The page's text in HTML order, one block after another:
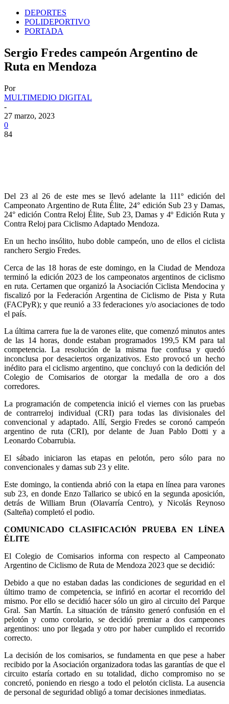
DEPORTES
POLIDEPORTIVO
PORTADA
Sergio Fredes campeón Argentino de
Ruta en Mendoza
Por
MULTIMEDIO DIGITAL
-
27 marzo, 2023
0
84
Del 23 al 26 de este mes se llevó adelante la 111º edición del
Campeonato Argentino de Ruta Élite, 24° edición Sub 23 y Damas,
24° edición Contra Reloj Élite, Sub 23, Damas y 4º Edición Ruta y
Contra Reloj para Ciclismo Adaptado Mendoza.
En un hecho insólito, hubo doble campeón, uno de ellos el ciclista
ranchero Sergio Fredes.
Cerca de las 18 horas de este domingo, en la Ciudad de Mendoza
terminó la edición 2023 de los campeonatos argentinos de ciclismo
en ruta. Certamen que organizó la Asociación Ciclista Mendocina y
fiscalizó por la Federación Argentina de Ciclismo de Pista y Ruta
(FACPyR); y que reunió a 33 federaciones y/o asociaciones de todo
el país.
La última carrera fue la de varones elite, que comenzó minutos antes
de las 14 horas, donde estaban programados 199,5 KM para tal
competencia. La resolución de la misma fue confusa y quedó
inconclusa por desaciertos organizativos. Esto provocó un hecho
inédito para el ciclismo argentino, que concluyó con la dedición del
Colegio de Comisarios de otorgar la medalla de oro a dos
corredores.
La programación de competencia inició el viernes con las pruebas
de contrarreloj individual (CRI) para todas las divisionales del
convencional y adaptado. Allí, Sergio Fredes se coronó campeón
argentino de ruta (CRI), por delante de Juan Pablo Dotti y a
Leonardo Cobarrubia.
El sábado iniciaron las etapas en pelotón, pero sólo para no
convencionales y damas sub 23 y elite.
Este domingo, la contienda abrió con la etapa en línea para varones
sub 23, en donde Enzo Tallarico se ubicó en la segunda aposición,
detrás de William Brun (Olavarría Centro), y Nicolás Reynoso
(Salteña) completó el podio.
COMUNICADO CLASIFICACIÓN PRUEBA EN LÍNEA
ÉLITE
El Colegio de Comisarios informa con respecto al Campeonato
Argentino de Ciclismo de Ruta de Mendoza 2023 que se decidió:
Debido a que no estaban dadas las condiciones de seguridad en el
último tramo de competencia, se infirió en acortar el recorrido del
mismo. Por ello se decidió hacer sólo un giro al circuito del Parque
Gral. San Martín. La situación de tránsito generó confusión en el
pelotón y como corolario, se decidió premiar a dos campeones
argentinos: uno por llegada y otro por haber cumplido el recorrido
correcto.
La decisión de los comisarios, se fundamenta en que pese a haber
recibido por la Asociación organizadora todas las garantías de que el
circuito estaría cortado en su totalidad, dicho compromiso no se
concretó, poniendo en riesgo a todo el pelotón ciclista. La ausencia
de personal de seguridad obligó a tomar decisiones inmediatas.